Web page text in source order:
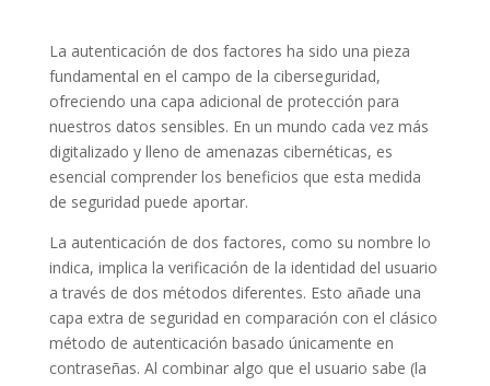
La autenticación de dos factores ha sido una pieza
fundamental en el campo de la ciberseguridad,
ofreciendo una capa adicional de protección para
nuestros datos sensibles. En un mundo cada vez más
digitalizado y lleno de amenazas cibernéticas, es
esencial comprender los beneficios que esta medida
de seguridad puede aportar.
La autenticación de dos factores, como su nombre lo
indica, implica la verificación de la identidad del usuario
a través de dos métodos diferentes. Esto añade una
capa extra de seguridad en comparación con el clásico
método de autenticación basado únicamente en
contraseñas. Al combinar algo que el usuario sabe (la